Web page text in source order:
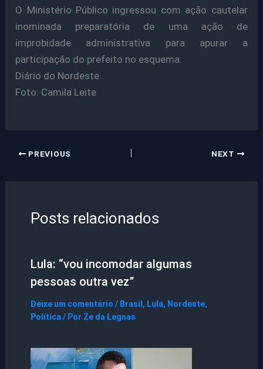
O Ministério Público ingressou com ação cautelar
inominada preparatória de uma ação de
improbidade administrativa para apurar a
participação do prefeito no esquema.
Diário do Nordeste
Foto: Camila Leite
PREVIOUS NEXT
Posts relacionados
Lula: “vou incomodar algumas
pessoas outra vez”
Deixe um comentário / Brasil , Lula, Nordeste,
Política / Por Ze da Legnas